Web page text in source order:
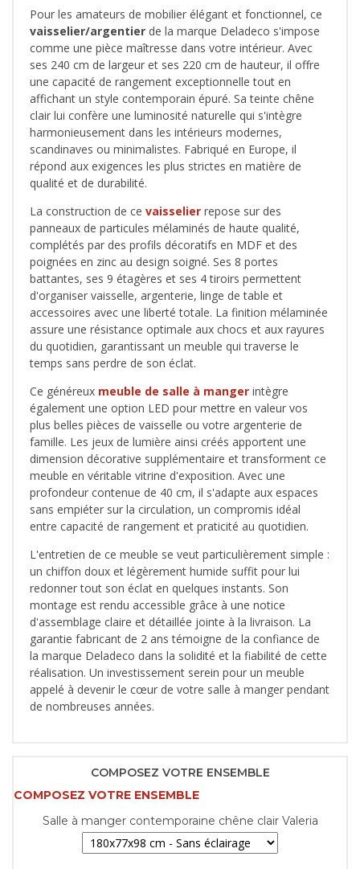
Pour les amateurs de mobilier élégant et fonctionnel, ce
vaisselier/argentier de la marque Deladeco s'impose
comme une pièce maîtresse dans votre intérieur. Avec
ses 240 cm de largeur et ses 220 cm de hauteur, il offre
une capacité de rangement exceptionnelle tout en
affichant un style contemporain épuré. Sa teinte chêne
clair lui confère une luminosité naturelle qui s'intègre
harmonieusement dans les intérieurs modernes,
scandinaves ou minimalistes. Fabriqué en Europe, il
répond aux exigences les plus strictes en matière de
qualité et de durabilité.
La construction de ce vaisselier repose sur des
panneaux de particules mélaminés de haute qualité,
complétés par des profils décoratifs en MDF et des
poignées en zinc au design soigné. Ses 8 portes
battantes, ses 9 étagères et ses 4 tiroirs permettent
d'organiser vaisselle, argenterie, linge de table et
accessoires avec une liberté totale. La finition mélaminée
assure une résistance optimale aux chocs et aux rayures
du quotidien, garantissant un meuble qui traverse le
temps sans perdre de son éclat.
Ce généreux meuble de salle à manger intègre
également une option LED pour mettre en valeur vos
plus belles pièces de vaisselle ou votre argenterie de
famille. Les jeux de lumière ainsi créés apportent une
dimension décorative supplémentaire et transforment ce
meuble en véritable vitrine d'exposition. Avec une
profondeur contenue de 40 cm, il s'adapte aux espaces
sans empiéter sur la circulation, un compromis idéal
entre capacité de rangement et praticité au quotidien.
L'entretien de ce meuble se veut particulièrement simple :
un chiffon doux et légèrement humide suffit pour lui
redonner tout son éclat en quelques instants. Son
montage est rendu accessible grâce à une notice
d'assemblage claire et détaillée jointe à la livraison. La
garantie fabricant de 2 ans témoigne de la confiance de
la marque Deladeco dans la solidité et la fiabilité de cette
réalisation. Un investissement serein pour un meuble
appelé à devenir le cœur de votre salle à manger pendant
de nombreuses années.
COMPOSEZ VOTRE ENSEMBLE
COMPOSEZ VOTRE ENSEMBLE
Salle à manger contemporaine chêne clair Valeria